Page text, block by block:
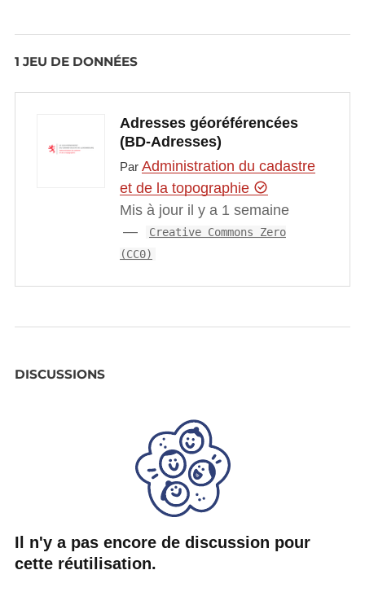
1 JEU DE DONNÉES
Adresses géoréférencées
(BD-Adresses)
Par Administration du cadastre
et de la topographie
Mis à jour il y a 1 semaine
Creative Commons Zero
(CC0)
DISCUSSIONS
Il n'y a pas encore de discussion pour
cette réutilisation.